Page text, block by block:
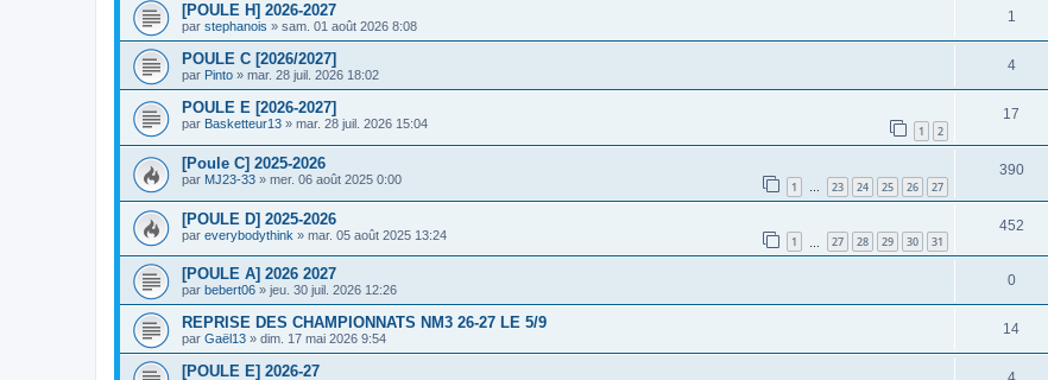
[POULE H] 2026-2027
par stephanois » sam. 01 août 2026 8:08
1
POULE C [2026/2027]
par Pinto » mar. 28 juil. 2026 18:02
4
POULE E [2026-2027]
par Basketteur13 » mar. 28 juil. 2026 15:04 1 2
17
[Poule C] 2025-2026
par MJ23-33 » mer. 06 août 2025 0:00 1 … 23 24 25 26 27
390
[POULE D] 2025-2026
par everybodythink » mar. 05 août 2025 13:24 1 27 28 29 30 31
452
[POULE A] 2026 2027
par bebert06 » jeu. 30 juil. 2026 12:26
0
REPRISE DES CHAMPIONNATS NM3 26-27 LE 5/9
par Gaël13 » dim. 17 mai 2026 9:54
14
[POULE E] 2026-27